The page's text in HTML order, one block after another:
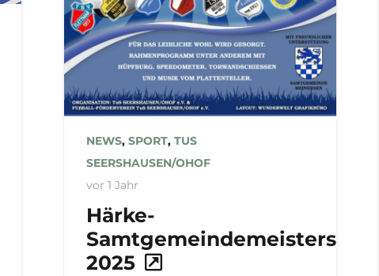
NEWS, SPORT, TUS
SEERSHAUSEN/OHOF
vor 1 Jahr
Härke-
Samtgemeindemeisterschaft
2025